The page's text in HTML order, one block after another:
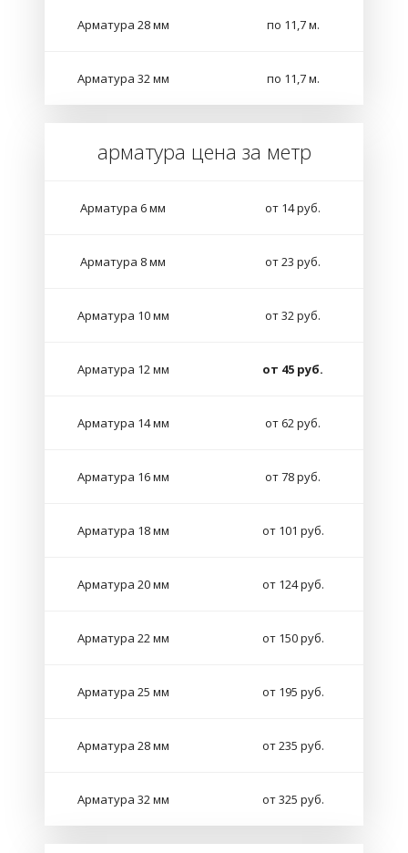
Арматура 28 мм по 11,7 м.
Арматура 32 мм по 11,7 м.
арматура цена за метр
Арматура 6 мм от 14 руб.
Арматура 8 мм от 23 руб.
Арматура 10 мм от 32 руб.
Арматура 12 мм от 45 руб.
Арматура 14 мм от 62 руб.
Арматура 16 мм от 78 руб.
Арматура 18 мм от 101 руб.
Арматура 20 мм от 124 руб.
Арматура 22 мм от 150 руб.
Арматура 25 мм от 195 руб.
Арматура 28 мм от 235 руб.
Арматура 32 мм от 325 руб.